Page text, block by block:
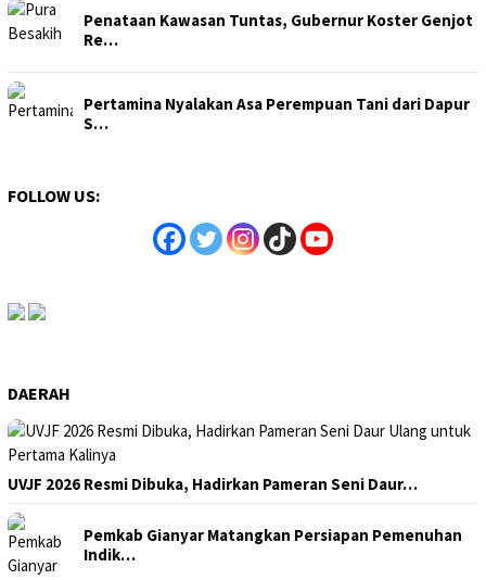
Penataan Kawasan Tuntas, Gubernur Koster Genjot
Re…
Pertamina Nyalakan Asa Perempuan Tani dari Dapur
S…
FOLLOW US:
DAERAH
UVJF 2026 Resmi Dibuka, Hadirkan Pameran Seni Daur…
Pemkab Gianyar Matangkan Persiapan Pemenuhan
Indik…